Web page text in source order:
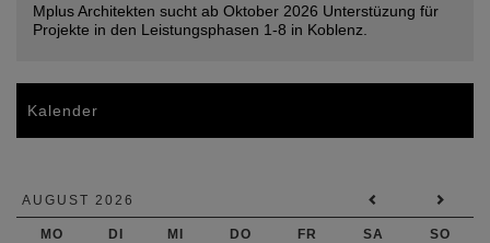
Mplus Architekten sucht ab Oktober 2026 Unterstüzung für
Projekte in den Leistungsphasen 1-8 in Koblenz.
Kalender
AUGUST 2026
MO DI MI DO FR SA SO